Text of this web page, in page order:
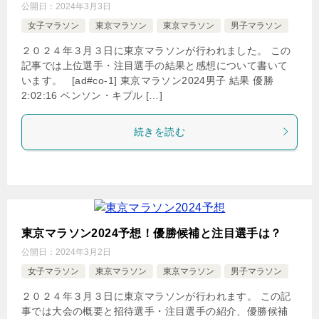
公開日： 2024年3月3日
女子マラソン
東京マラソン 東京マラソン 男子マラソン
２０２４年３月３日に東京マラソンが行われました。 この
記事では上位選手・注目選手の結果と感想について書いて
います。 [ad#co-1] 東京マラソン2024男子 結果 優勝
2:02:16 ベンソン・キプル […]
続きを読む
東京マラソン2024予想！優勝候補と注目選手は？
公開日： 2024年3月2日
女子マラソン
東京マラソン 東京マラソン 男子マラソン
２０２４年３月３日に東京マラソンが行われます。 この記
事では大会の概要と招待選手・注目選手の紹介、優勝候補